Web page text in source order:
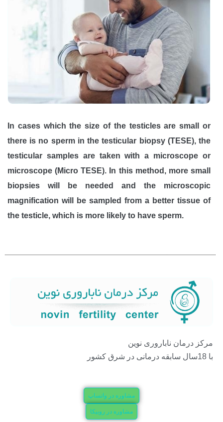
In cases which the size of the testicles are small or
there is no sperm in the testicular biopsy (TESE), the
testicular samples are taken with a microscope or
microscope (Micro TESE). In this method, more small
biopsies will be needed and the microscopic
magnification will be sampled from a better tissue of
the testicle, which is more likely to have sperm.
مرکز درمان ناباروری نوین
با 18سال سابقه درمانی در شرق کشور
مشاوره در واتساپ
مشاوره در روبیکا